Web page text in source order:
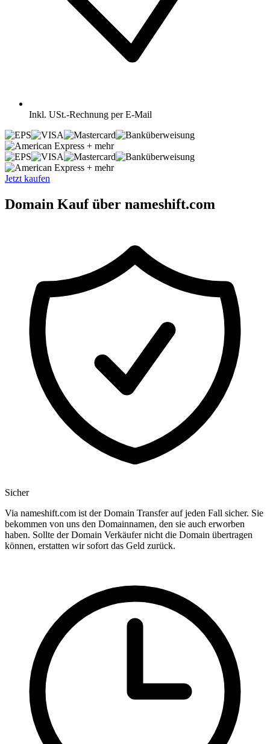
Inkl. USt.-Rechnung per E-Mail
+ mehr
+ mehr
Jetzt kaufen
Domain Kauf über nameshift.com
Sicher
Via nameshift.com ist der Domain Transfer auf jeden Fall sicher. Sie
bekommen von uns den Domainnamen, den sie auch erworben
haben. Sollte der Domain Verkäufer nicht die Domain übertragen
können, erstatten wir sofort das Geld zurück.